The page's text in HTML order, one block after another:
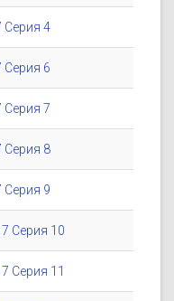
Серия 4
Серия 6
Серия 7
Серия 8
Серия 9
Серия 10
Серия 11